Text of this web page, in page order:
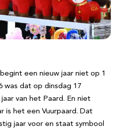
een nieuw jaar niet op 1
was dat op dinsdag 17
van het Paard. En niet
is het een Vuurpaard. Dat
jaar voor en staat symbool